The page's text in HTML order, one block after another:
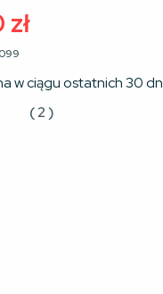
zł
w ciągu ostatnich 30
(2 )